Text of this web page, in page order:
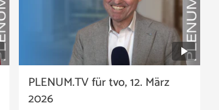
PLENUM.TV für tvo, 12. März
2026